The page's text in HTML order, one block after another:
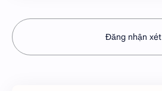
Đăng nhận xét